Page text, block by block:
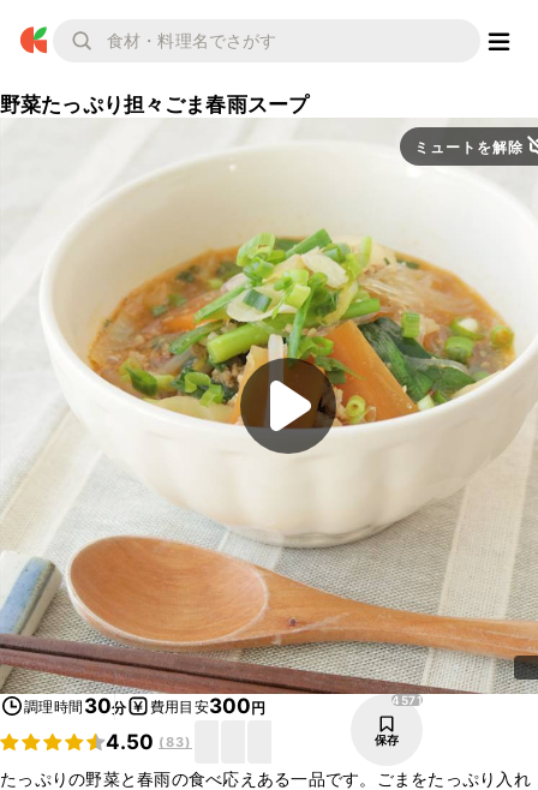
野菜たっぷり担々ごま春雨スープ
ミュートを解除
調理時間 30分 費用目安300円
4.50 (83)
4571
保存
たっぷりの野菜と春雨の食べ応えある一品です。ごまをたっぷり入れ